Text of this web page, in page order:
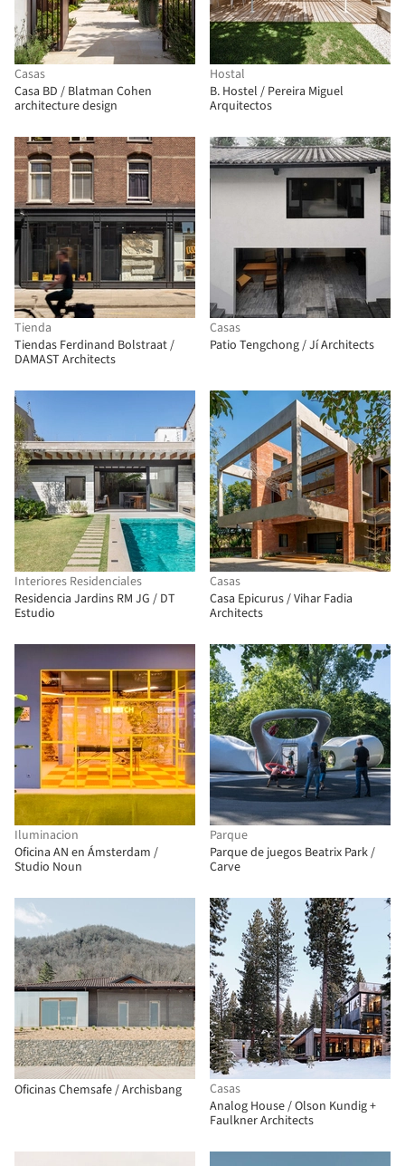
Casas
Casa BD / Blatman Cohen
architecture design
Hostal
B. Hostel / Pereira Miguel
Arquitectos
Tienda
Tiendas Ferdinand Bolstraat /
DAMAST Architects
Casas
Patio Tengchong / Jí Architects
Interiores Residenciales
Residencia Jardins RM JG / DT
Estudio
Casas
Casa Epicurus / Vihar Fadia
Architects
Iluminacion
Oficina AN en Ámsterdam /
Studio Noun
Parque
Parque de juegos Beatrix Park /
Carve
Oficinas Chemsafe / Archisbang
Casas
Analog House / Olson Kundig +
Faulkner Architects